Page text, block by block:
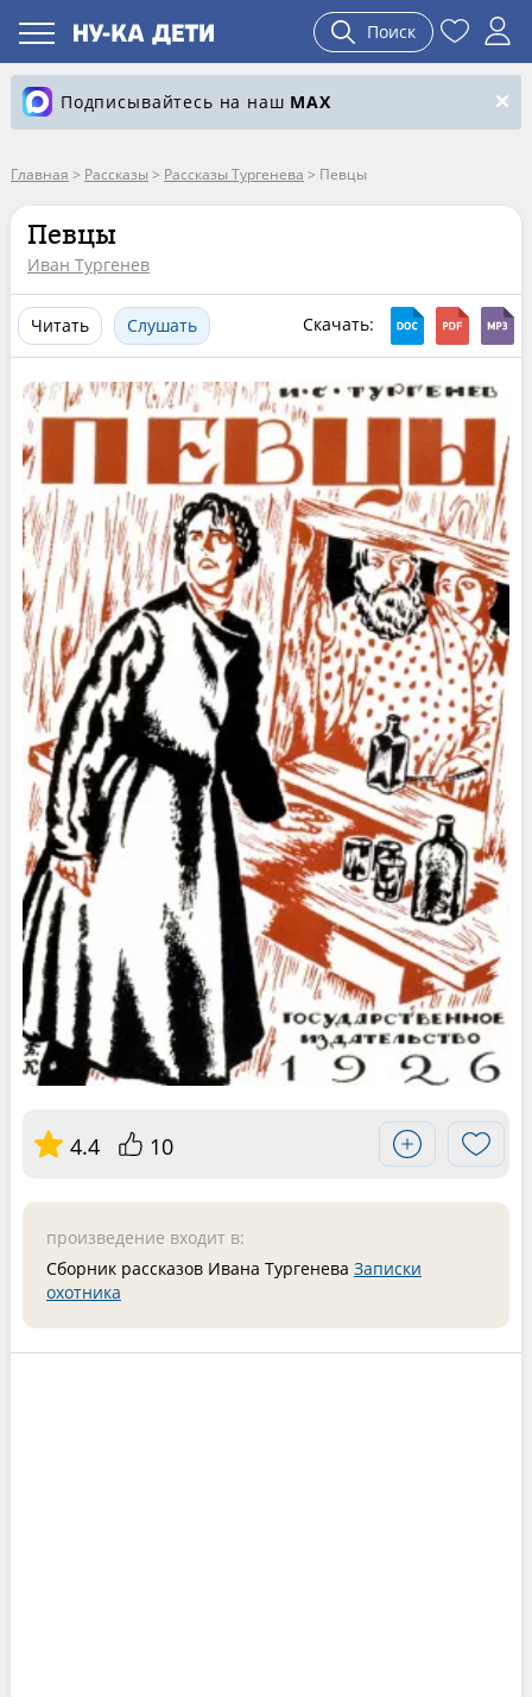
Поиск
Подписывайтесь на наш MAX
Главная > Рассказы > Рассказы Тургенева > Певцы
Певцы
Иван Тургенев
Читать Слушать Скачать:
4.4 10
произведение входит в:
Сборник рассказов Ивана Тургенева Записки
охотника